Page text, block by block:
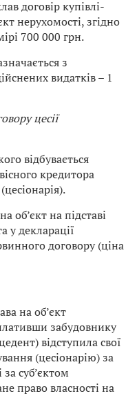
договір купівлі-
нерухомості, згідно
700 000 грн.
з
видатків – 1
цесії
відбувається
кредитора
об’єкт на підставі
у декларації
договору (ціна
на об’єкт
забудовнику
відступила свої
(цесіонарію) за
суб’єктом
право власності на